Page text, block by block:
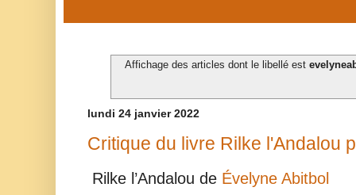
Affichage des articles dont le libellé est
lundi 24 janvier 2022
Critique du livre Rilke l'Andalou
Rilke l’Andalou de Évelyne Abitbol